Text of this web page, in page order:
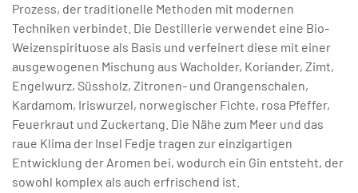
Prozess, der traditionelle Methoden mit modernen
Techniken verbindet. Die Destillerie verwendet eine Bio-
Weizenspirituose als Basis und verfeinert diese mit einer
ausgewogenen Mischung aus Wacholder, Koriander, Zimt,
Engelwurz, Süssholz, Zitronen- und Orangenschalen,
Kardamom, Iriswurzel, norwegischer Fichte, rosa Pfeffer,
Feuerkraut und Zuckertang. Die Nähe zum Meer und das
raue Klima der Insel Fedje tragen zur einzigartigen
Entwicklung der Aromen bei, wodurch ein Gin entsteht, der
sowohl komplex als auch erfrischend ist.